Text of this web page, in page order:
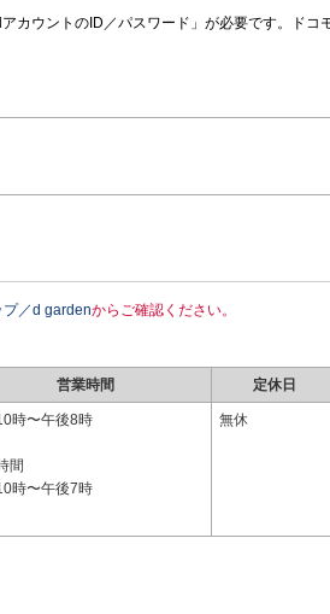
カウントのID／パスワード」が必要です。ドコ
プ／d gardenからご確認ください。
営業時間 定休日
時〜午後8時
間
時〜午後7時
無休